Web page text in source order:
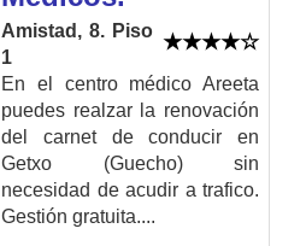
Amistad, 8. Piso
1
En el centro médico Areeta
puedes realzar la renovación
del carnet de conducir en
Getxo (Guecho) sin
necesidad de acudir a trafico.
Gestión gratuita....